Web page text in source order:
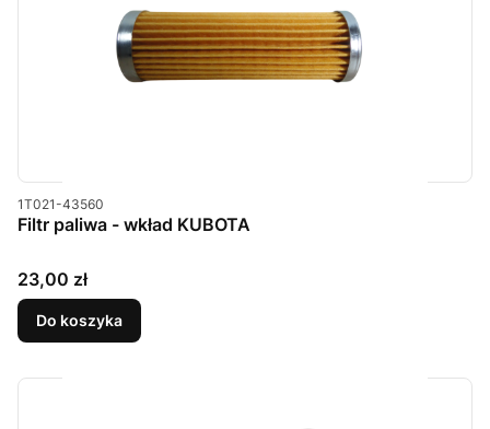
Kod produktu
1T021-43560
Filtr paliwa - wkład KUBOTA
Cena
23,00 zł
Do koszyka